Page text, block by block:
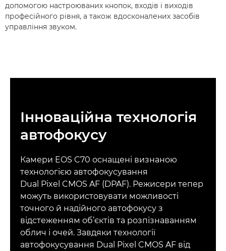
допомогою настроюваних кнопок, входів і виходів
професійного рівня, а також вдосконалених засобів
управління звуком.
Інноваційна технологія
автофокусу
Камери EOS C70 оснащені визнаною
технологією автофокусування
Dual Pixel CMOS AF (DPAF). Режисери тепер
можуть використовувати можливості
точного й надійного автофокусу з
відстеженням об’єктів та розпізнаванням
облич і очей. Завдяки технології
автофокусування Dual Pixel CMOS AF від